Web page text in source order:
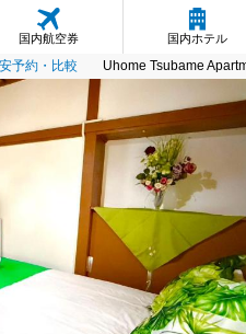
国内航空券 国内ホテル
予約・比較 Uhome Tsubame